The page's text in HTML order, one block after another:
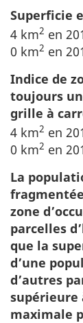
Superficie
4 km2 en
0 km2 en
Indice de
toujours
grille à
4 km2 en
0 km2 en
La
zone
parcelles
que la
d’une
d’autres
supérieure
maximale